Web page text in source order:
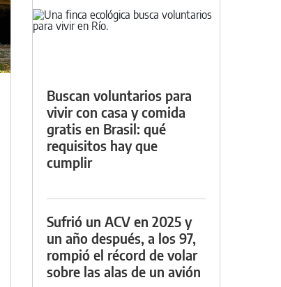
Buscan voluntarios para
vivir con casa y comida
gratis en Brasil: qué
requisitos hay que
cumplir
Sufrió un ACV en 2025 y
un año después, a los 97,
rompió el récord de volar
sobre las alas de un avión